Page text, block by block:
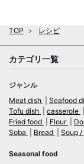
TOP レシピ
カテゴリ一覧
ジャンル
Meat dish
Seafood
Tofu dish
casserole
Fried food
Flour
Soba
Bread Soup /
Seasonal food